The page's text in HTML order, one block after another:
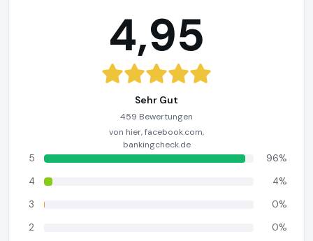
4,95
Sehr Gut
459 Bewertungen
von hier, facebook.com,
bankingcheck.de
5
96%
4
4%
3
0%
2
0%